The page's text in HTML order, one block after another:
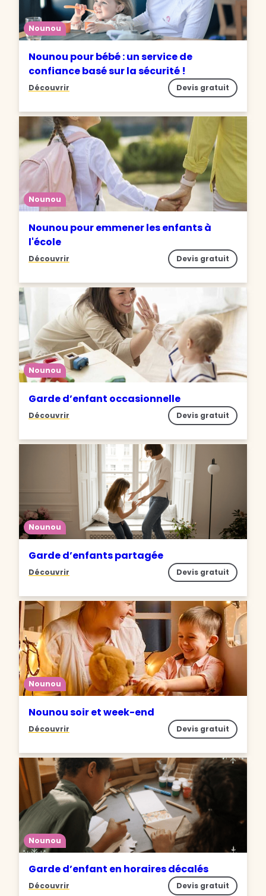
Nounou
Nounou pour bébé : un service de
confiance basé sur la sécurité !
Découvrir Devis gratuit
Nounou
Nounou pour emmener les enfants à
l'école
Découvrir Devis gratuit
Nounou
Garde d’enfant occasionnelle
Découvrir Devis gratuit
Nounou
Garde d’enfants partagée
Découvrir Devis gratuit
Nounou
Nounou soir et week-end
Découvrir Devis gratuit
Nounou
Garde d’enfant en horaires décalés
Découvrir Devis gratuit